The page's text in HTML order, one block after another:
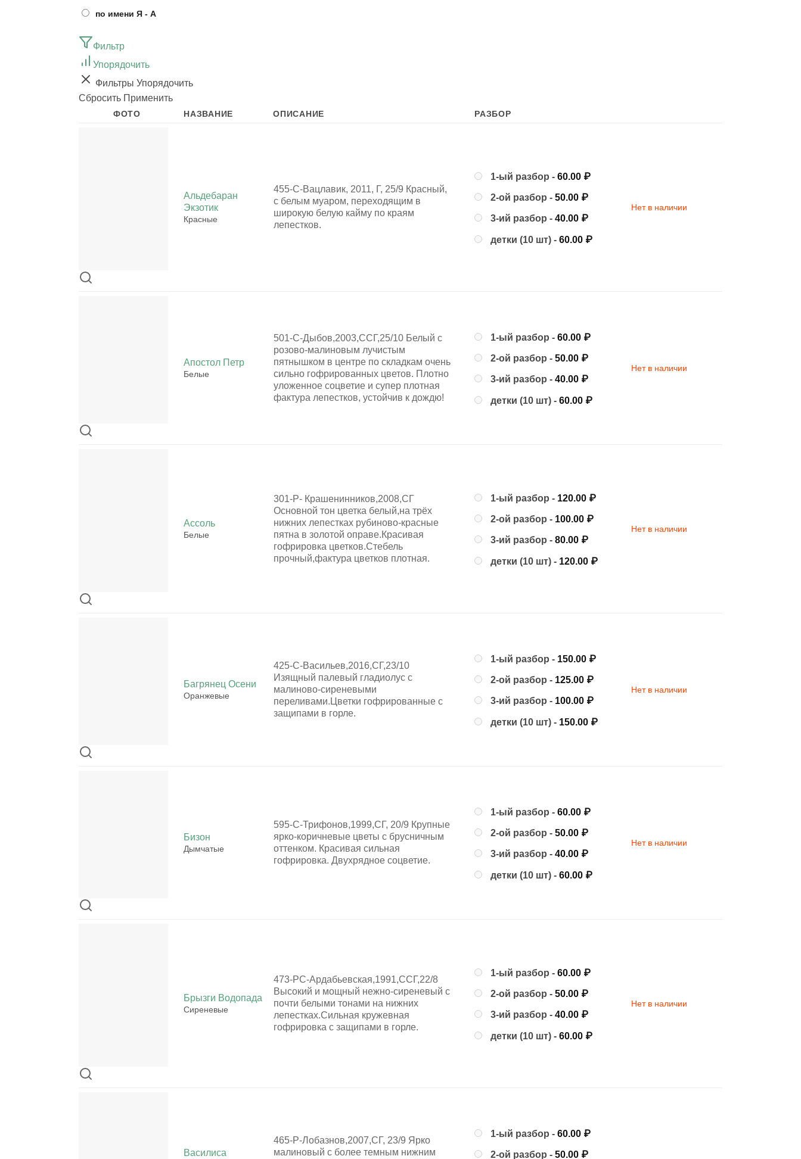
по имени Я - А
Фильтр
Упорядочить
Фильтры Упорядочить
Сбросить Применить
ФОТО НАЗВАНИЕ ОПИСАНИЕ РАЗБОР
Альдебаран
Экзотик
Красные
455-С-Вацлавик, 2011, Г, 25/9 Красный,
с белым муаром, переходящим в
широкую белую кайму по краям
лепестков.
1-ый разбор -60.00 ₽
2-ой разбор -50.00 ₽
3-ий разбор -40.00 ₽
детки (10 шт) -60.00 ₽
Нет в наличии
Апостол Петр
Белые
501-С-Дыбов,2003,ССГ,25/10 Белый с
розово-малиновым лучистым
пятнышком в центре по складкам очень
сильно гофрированных цветов. Плотно
уложенное соцветие и супер плотная
фактура лепестков, устойчив к дождю!
1-ый разбор -60.00 ₽
2-ой разбор -50.00 ₽
3-ий разбор -40.00 ₽
детки (10 шт) -60.00 ₽
Нет в наличии
Ассоль
Белые
301-Р- Крашенинников,2008,СГ
Основной тон цветка белый,на трёх
нижних лепестках рубиново-красные
пятна в золотой оправе.Красивая
гофрировка цветков.Стебель
прочный,фактура цветков плотная.
1-ый разбор - 120.00 ₽
2-ой разбор - 100.00 ₽
3-ий разбор -80.00 ₽
детки (10 шт) - 120.00 ₽
Нет в наличии
Багрянец Осени
Оранжевые
425-С-Васильев,2016,СГ,23/10
Изящный палевый гладиолус с
малиново-сиреневыми
переливами.Цветки гофрированные с
защипами в горле.
1-ый разбор - 150.00 ₽
2-ой разбор - 125.00 ₽
3-ий разбор - 100.00 ₽
детки (10 шт) - 150.00 ₽
Нет в наличии
Бизон
Дымчатые
595-C-Трифонов,1999,СГ, 20/9 Крупные
ярко-коричневые цветы с брусничным
оттенком. Красивая сильная
гофрировка. Двухрядное соцветие.
1-ый разбор -60.00 ₽
2-ой разбор -50.00 ₽
3-ий разбор -40.00 ₽
детки (10 шт) -60.00 ₽
Нет в наличии
Брызги Водопада
Сиреневые
473-РС-Ардабьевская,1991,ССГ,22/8
Высокий и мощный нежно-сиреневый с
почти белыми тонами на нижних
лепестках.Сильная кружевная
гофрировка с защипами в горле.
1-ый разбор -60.00 ₽
2-ой разбор -50.00 ₽
3-ий разбор -40.00 ₽
детки (10 шт) -60.00 ₽
Нет в наличии
Василиса
465-Р-Лобазнов,2007,СГ, 23/9 Ярко
малиновый с более темным нижним
1-ый разбор -60.00 ₽
2-ой разбор -50.00 ₽